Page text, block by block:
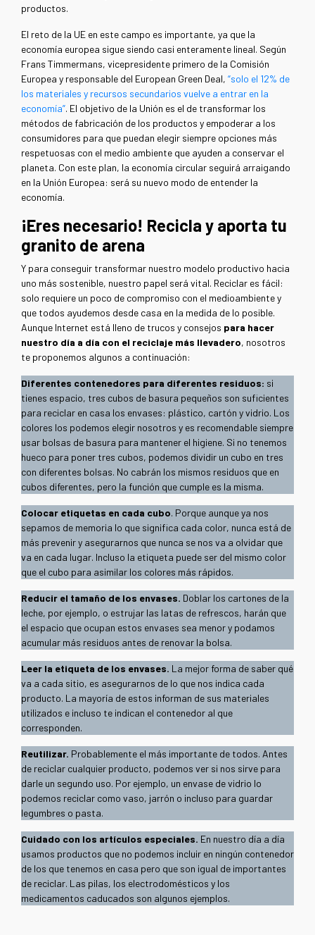
productos.
El reto de la UE en este campo es importante, ya que la
economía europea sigue siendo casi enteramente lineal. Según
Frans Timmermans, vicepresidente primero de la Comisión
Europea y responsable del European Green Deal, “solo el 12% de
los materiales y recursos secundarios vuelve a entrar en la
economía”. El objetivo de la Unión es el de transformar los
métodos de fabricación de los productos y empoderar a los
consumidores para que puedan elegir siempre opciones más
respetuosas con el medio ambiente que ayuden a conservar el
planeta. Con este plan, la economía circular seguirá arraigando
en la Unión Europea: será su nuevo modo de entender la
economía.
¡Eres necesario! Recicla y aporta tu
granito de arena
Y para conseguir transformar nuestro modelo productivo hacia
uno más sostenible, nuestro papel será vital. Reciclar es fácil:
solo requiere un poco de compromiso con el medioambiente y
que todos ayudemos desde casa en la medida de lo posible.
Aunque Internet está lleno de trucos y consejos para hacer
nuestro día a día con el reciclaje más llevadero, nosotros
te proponemos algunos a continuación:
Diferentes contenedores para diferentes residuos: si
tienes espacio, tres cubos de basura pequeños son suficientes
para reciclar en casa los envases: plástico, cartón y vidrio. Los
colores los podemos elegir nosotros y es recomendable siempre
usar bolsas de basura para mantener el higiene. Si no tenemos
hueco para poner tres cubos, podemos dividir un cubo en tres
con diferentes bolsas. No cabrán los mismos residuos que en
cubos diferentes, pero la función que cumple es la misma.
Colocar etiquetas en cada cubo. Porque aunque ya nos
sepamos de memoria lo que significa cada color, nunca está de
más prevenir y asegurarnos que nunca se nos va a olvidar que
va en cada lugar. Incluso la etiqueta puede ser del mismo color
que el cubo para asimilar los colores más rápidos.
Reducir el tamaño de los envases. Doblar los cartones de la
leche, por ejemplo, o estrujar las latas de refrescos, harán que
el espacio que ocupan estos envases sea menor y podamos
acumular más residuos antes de renovar la bolsa.
Leer la etiqueta de los envases. La mejor forma de saber qué
va a cada sitio, es asegurarnos de lo que nos indica cada
producto. La mayoría de estos informan de sus materiales
utilizados e incluso te indican el contenedor al que
corresponden.
Reutilizar. Probablemente el más importante de todos. Antes
de reciclar cualquier producto, podemos ver si nos sirve para
darle un segundo uso. Por ejemplo, un envase de vidrio lo
podemos reciclar como vaso, jarrón o incluso para guardar
legumbres o pasta.
Cuidado con los artículos especiales. En nuestro día a día
usamos productos que no podemos incluir en ningún contenedor
de los que tenemos en casa pero que son igual de importantes
de reciclar. Las pilas, los electrodomésticos y los
medicamentos caducados son algunos ejemplos.